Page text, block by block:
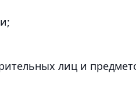
лиц и